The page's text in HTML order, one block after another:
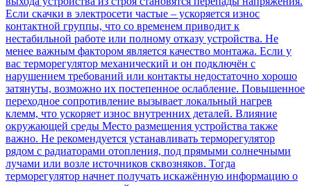
Если скачки в электросети частые – ускоряется износ
контактной группы, что со временем приводит к
нестабильной работе или полному отказу устройства. Не
менее важным фактором является качество монтажа. Если у
вас терморегулятор механический и он подключён с
нарушением требований или контакты недостаточно хорошо
затянуты, возможно их постепенное ослабление. Повышенное
переходное сопротивление вызывает локальный нагрев
клемм, что ускоряет износ внутренних деталей. Влияние
окружающей среды Место размещения устройства также
важно. Не рекомендуется устанавливать терморегулятор
рядом с радиаторами отопления, под прямыми солнечными
лучами или возле источников сквозняков. Тогда
терморегулятор начнет получать искажённую информацию о